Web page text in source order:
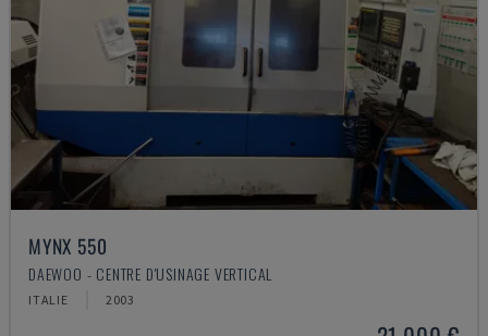
MYNX 550
DAEWOO - CENTRE D'USINAGE VERTICAL
ITALIE 2003